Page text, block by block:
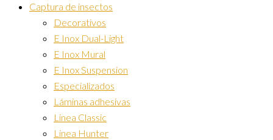
Captura de insectos
Decorativos
E Inox Dual-Light
E Inox Mural
E Inox Suspension
Especializados
Láminas adhesivas
Linea Classic
Linea Hunter